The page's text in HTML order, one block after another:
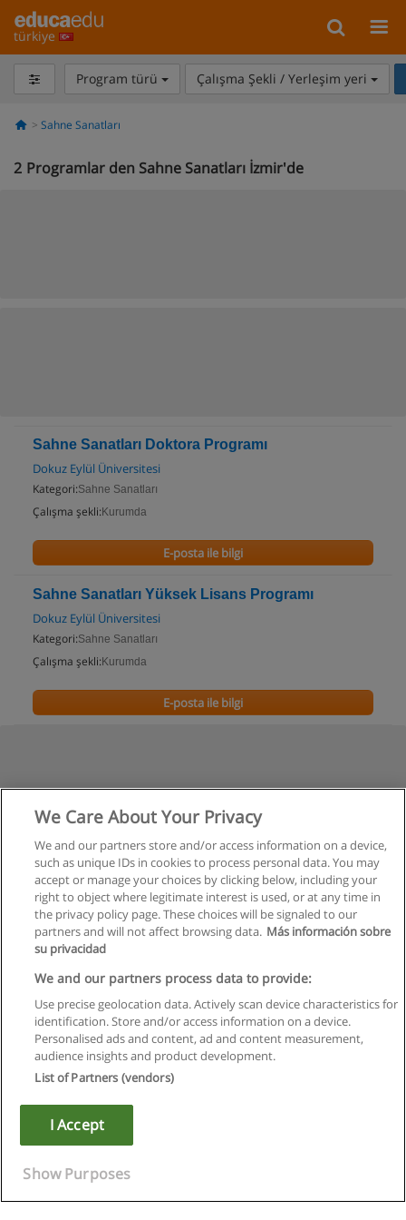
türkiye
Program türü Çalışma Şekli / Yerleşim yeri
Sahne Sanatları
2 Programlar den Sahne Sanatları İzmir'de
Sahne Sanatları Doktora Programı
Dokuz Eylül Üniversitesi
Kategori:Sahne Sanatları
Çalışma şekli: Kurumda
E-posta ile bilgi
Sahne Sanatları Yüksek Lisans Programı
Dokuz Eylül Üniversitesi
Kategori:Sahne Sanatları
Çalışma şekli: Kurumda
E-posta ile bilgi
Kullanım koşulları
Gizlilik politikası
Copyright © Educaedu Business S.L. - CIF : B-95610580: -
We Care About Your Privacy
We and our partners store and/or access information on a device,
such as unique IDs in cookies to process personal data. You may
accept or manage your choices by clicking below, including your
right to object where legitimate interest is used, or at any time in
the privacy policy page. These choices will be signaled to our
partners and will not affect browsing data. Más información sobre
su privacidad
We and our partners process data to provide:
Use precise geolocation data. Actively scan device characteristics for
identification. Store and/or access information on a device.
Personalised ads and content, ad and content measurement,
audience insights and product development.
List of Partners (vendors)
I Accept
Show Purposes